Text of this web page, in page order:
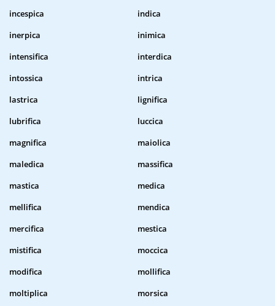
incespica
indica
inerpica
inimica
intensifica
interdica
intossica
intrica
lastrica
lignifica
lubrifica
luccica
magnifica
maiolica
maledica
massifica
mastica
medica
mellifica
mendica
mercifica
mestica
mistifica
moccica
modifica
mollifica
moltiplica
morsica